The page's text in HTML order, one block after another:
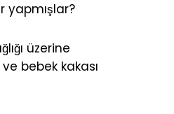
yapmışlar?
üzerine
bebek kakası